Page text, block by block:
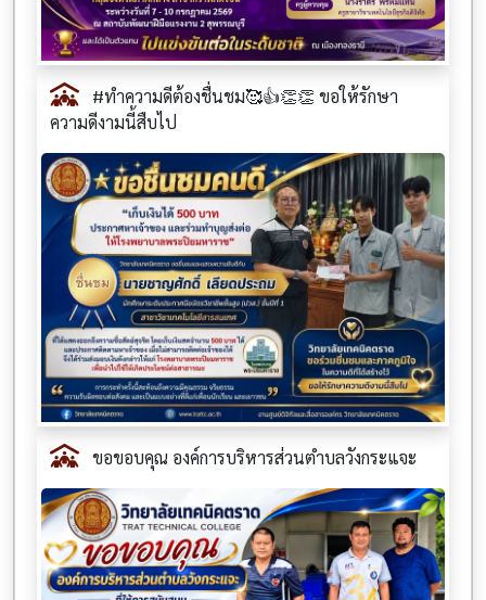
#ทำความดีต้องชื่นชม🥰👍👏👏 ขอให้รักษา
ความดีงามนี้สืบไป
ขอขอบคุณ องค์การบริหารส่วนตำบลวังกระแจะ